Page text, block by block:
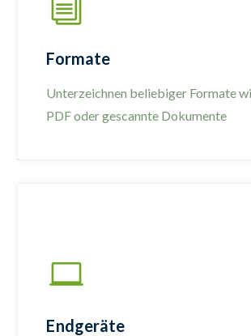
Formate
Unterzeichnen beliebiger Formate
PDF oder gescannte Dokumente
Endgeräte